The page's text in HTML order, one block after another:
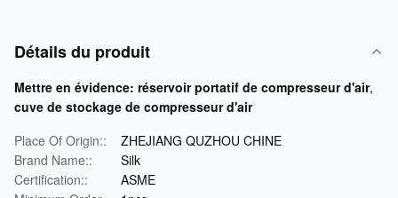
Détails du produit
Mettre en évidence: réservoir portatif de compresseur d'air,
cuve de stockage de compresseur d'air
Place Of Origin::
ZHEJIANG QUZHOU CHINE
Brand Name::
Silk
Certification::
ASME